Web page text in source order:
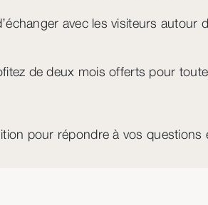
avec les visiteurs
de deux mois offerts pour
pour répondre à vos